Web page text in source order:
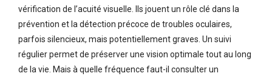
vérification de l’acuité visuelle. Ils jouent un rôle clé dans la
prévention et la détection précoce de troubles oculaires,
parfois silencieux, mais potentiellement graves. Un suivi
régulier permet de préserver une vision optimale tout au long
de la vie. Mais à quelle fréquence faut-il consulter un